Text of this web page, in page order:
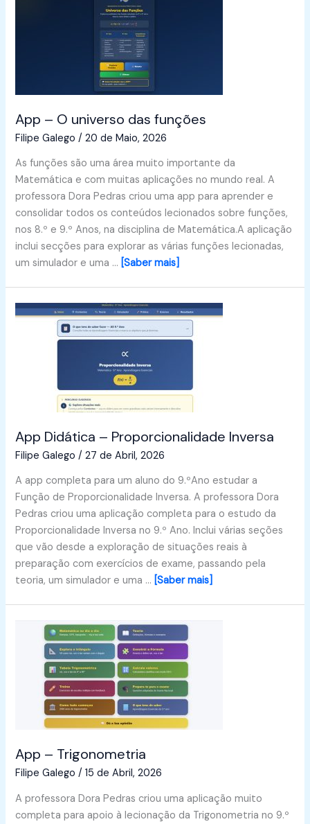
App – O universo das funções
Filipe Galego/20 de Maio, 2026
As funções são uma área muito importante da
Matemática e com muitas aplicações no mundo real. A
professora Dora Pedras criou uma app para aprender e
consolidar todos os conteúdos lecionados sobre funções,
nos 8.º e 9.º Anos, na disciplina de Matemática.A aplicação
inclui secções para explorar as várias funções lecionadas,
um simulador e uma … [Saber mais]
App Didática – Proporcionalidade Inversa
Filipe Galego/27 de Abril, 2026
A app completa para um aluno do 9.ºAno estudar a
Função de Proporcionalidade Inversa. A professora Dora
Pedras criou uma aplicação completa para o estudo da
Proporcionalidade Inversa no 9.º Ano. Inclui várias seções
que vão desde a exploração de situações reais à
preparação com exercícios de exame, passando pela
teoria, um simulador e uma … [Saber mais]
App – Trigonometria
Filipe Galego/15 de Abril, 2026
A professora Dora Pedras criou uma aplicação muito
completa para apoio à lecionação da Trigonometria no 9.º